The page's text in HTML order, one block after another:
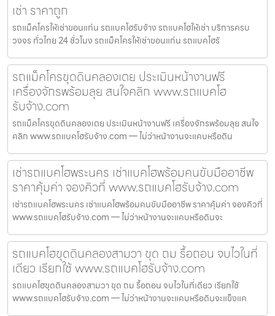
เช่า ราคาถูก
รถแม็คโครให้เช่าขอนแก่น รถแบคโฮรับจ้าง รถแบคโฮให้เช่า บริการครบ
วงจร ทั่วไทย 24 ชั่วโมง รถแม็คโครให้เช่าขอนแก่น รถแบคโฮรั
รถแม็คโครขุดดินคลองเตย ประเมินหน้างานฟรี
เครื่องจักรพร้อมลุย สนใจคลิก www.รถแบคโฮ
รับจ้าง.com
รถแม็คโครขุดดินคลองเตย ประเมินหน้างานฟรี เครื่องจักรพร้อมลุย สนใจ
คลิก www.รถแบคโฮรับจ้าง.com — ไม่ว่าหน้างานจะแคบหรือดิน
เช่ารถแบคโฮพระนคร เช่าแบคโฮพร้อมคนขับมืออาชีพ
ราคาคุ้มค่า จองคิวที่ www.รถแบคโฮรับจ้าง.com
เช่ารถแบคโฮพระนคร เช่าแบคโฮพร้อมคนขับมืออาชีพ ราคาคุ้มค่า จองคิวที่
www.รถแบคโฮรับจ้าง.com — ไม่ว่าหน้างานจะแคบหรือดินจะ
รถแบคโฮขุดดินคลองสามวา ขุด ถม รื้อถอน จบไวในที่
เดียว เรียกใช้ www.รถแบคโฮรับจ้าง.com
รถแบคโฮขุดดินคลองสามวา ขุด ถม รื้อถอน จบไวในที่เดียว เรียกใช้
www.รถแบคโฮรับจ้าง.com — ไม่ว่าหน้างานจะแคบหรือดินจะแข็งแค